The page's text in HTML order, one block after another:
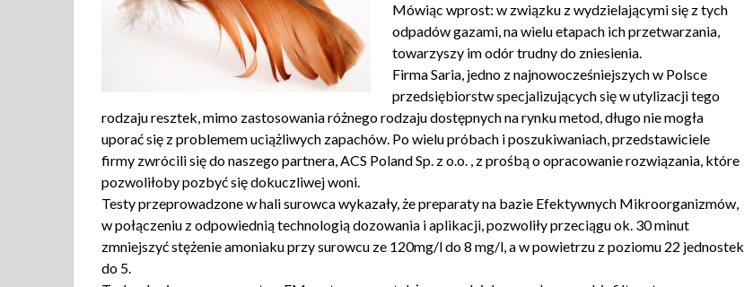
Mówiąc wprost: w związku z wydzielającymi się z tych
odpadów gazami, na wielu etapach ich przetwarzania,
towarzyszy im odór trudny do zniesienia.
Firma Saria, jedno z najnowocześniejszych w Polsce
przedsiębiorstw specjalizujących się w utylizacji tego
rodzaju resztek, mimo zastosowania różnego rodzaju dostępnych na rynku metod, długo nie mogła
uporać się z problemem uciążliwych zapachów. Po wielu próbach i poszukiwaniach, przedstawiciele
firmy zwrócili się do naszego partnera, ACS Poland Sp. z o.o. , z prośbą o opracowanie rozwiązania, które
pozwoliłoby pozbyć się dokuczliwej woni.
Testy przeprowadzone w hali surowca wykazały, że preparaty na bazie Efektywnych Mikroorganizmów,
w połączeniu z odpowiednią technologią dozowania i aplikacji, pozwoliły przeciągu ok. 30 minut
zmniejszyć stężenie amoniaku przy surowcu ze 120mg/l do 8 mg/l, a w powietrzu z poziomu 22 jednostek
do 5.